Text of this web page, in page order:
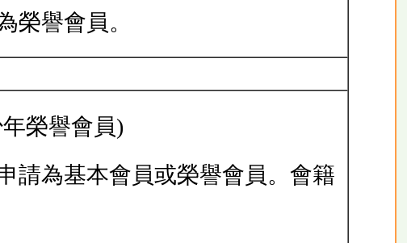
榮譽會員。
榮譽會員)
請為基本會員或榮譽會員。會籍